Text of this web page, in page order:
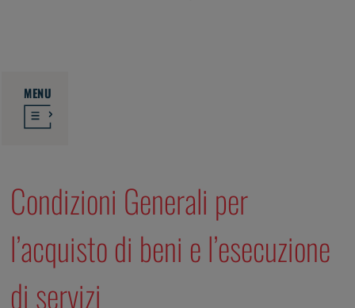
MENU
Condizioni Generali per
l’acquisto di beni e l’esecuzione
di servizi